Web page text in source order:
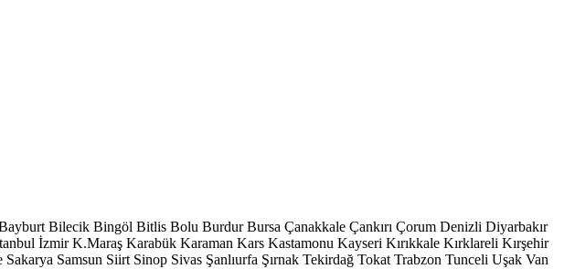
Bilecik Bingöl Bitlis Bolu Burdur Bursa Çanakkale Çankırı Çorum Denizli Diyarbakır
İzmir K.Maraş Karabük Karaman Kars Kastamonu Kayseri Kırıkkale Kırklareli Kırşehir
Sakarya Samsun Siirt Sinop Sivas Şanlıurfa Şırnak Tekirdağ Tokat Trabzon Tunceli Uşak Van